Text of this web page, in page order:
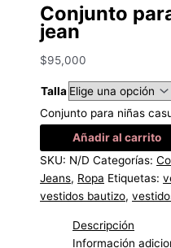
Conjunto
jean
$95,000
Talla
Conjunto para niñas
Añadir al carrito
SKU: N/D Categorías:
Jeans, Ropa Etiquetas:
vestidos bautizo,
Descripción
Información